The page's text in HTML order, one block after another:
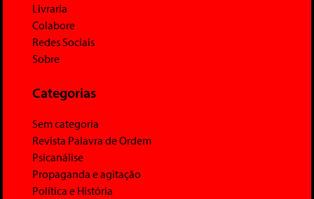
Livraria
Colabore
Redes Sociais
Sobre
Categorias
Sem categoria
Revista Palavra de Ordem
Psicanálise
Propaganda e agitação
Política e História